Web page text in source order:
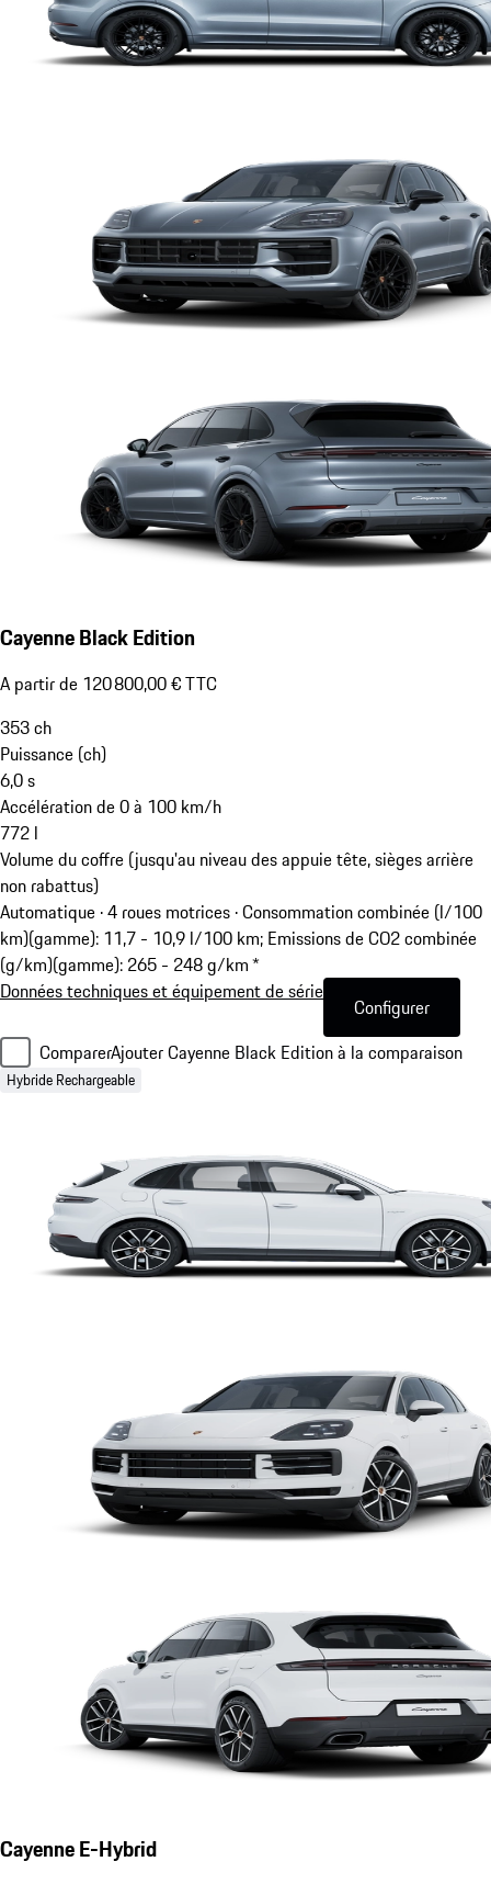
Cayenne Black Edition
A partir de 120 800,00 € TTC
353ch
Puissance (ch)
6,0s
Accélération de 0 à 100 km/h
772 l
Volume du coffre (jusqu'au niveau des appuie tête, sièges arrière
non rabattus)
Automatique · 4 roues motrices ·Consommation combinée (l/100
km)(gamme): 11,7 - 10,9 l/100 km; Emissions de CO2 combinée
(g/km)(gamme): 265 - 248 g/km *
Données techniques et équipement de série
Configurer
ComparerAjouter Cayenne Black Edition à la comparaison
Hybride Rechargeable
Cayenne E-Hybrid